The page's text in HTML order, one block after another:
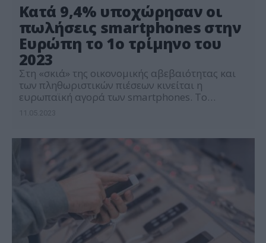
Κατά 9,4% υποχώρησαν οι
πωλήσεις smartphones στην
Ευρώπη το 1ο τρίμηνο του
2023
Στη «σκιά» της οικονομικής αβεβαιότητας και
των πληθωριστικών πιέσεων κινείται η
ευρωπαϊκή αγορά των smartphones. Το
επίπεδο. Οι πωλήσεις smartphones στη Δυτική
Ευρώπη, τους τρεις πρώτους μήνες του έτους,
μειώθηκαν κατά 9,4%, σε σχέση […]